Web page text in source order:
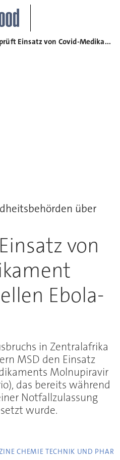
MSD prüft Einsatz von Covid-Medikament gegen aktuellen Ebola-Ausbruch
über
von
Ebola-
in Zentralafrika
MSD den Einsatz
Molnupiravir
das bereits während
Notfallzulassung
wurde.
CHEMIE TECHNIK UND